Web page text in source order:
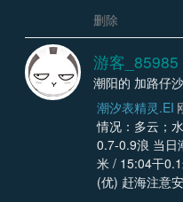
删除
游客_85985
潮阳的 加路仔
潮汐表精灵.EI
情况：多云；
0.7-0.9浪 当日
米 / 15:04干
(优) 赶海注意